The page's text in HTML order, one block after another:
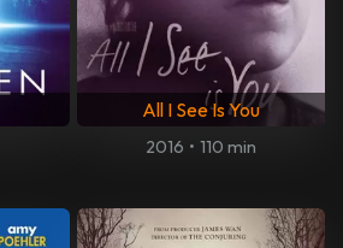
All I See Is You
2016 • 110 min